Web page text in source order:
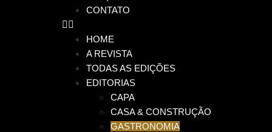
CONTATO
HOME
A REVISTA
TODAS AS EDIÇÕES
EDITORIAS
CAPA
CASA & CONSTRUÇÃO
GASTRONOMIA